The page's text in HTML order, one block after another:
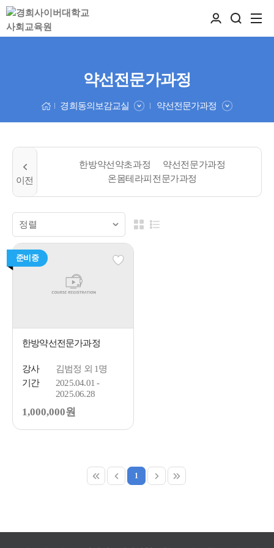
약선전문가과정
경희동의보감교실 약선전문가과정
한방약선약초과정
약선전문가과정
온몸테라피전문가과정
준비중
한방약선전문가과정
강사
김범정 외 1명
기간
2025.04.01 -
2025.06.28
1,000,000원
1